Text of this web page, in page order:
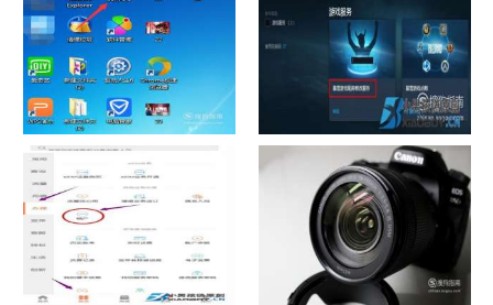
如何看认识QQ好友具体多少天
了
战网怎么修改昵称？